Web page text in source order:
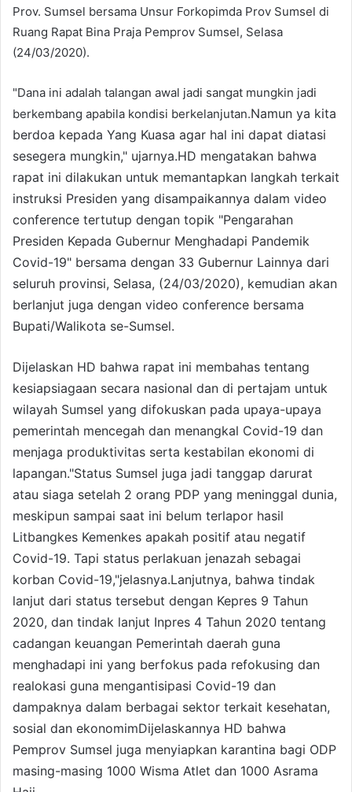
Prov. Sumsel bersama Unsur Forkopimda Prov Sumsel di
Ruang Rapat Bina Praja Pemprov Sumsel, Selasa
(24/03/2020).
"Dana ini adalah talangan awal jadi sangat mungkin jadi
berkembang apabila kondisi berkelanjutan.Namun ya kita
berdoa kepada Yang Kuasa agar hal ini dapat diatasi
sesegera mungkin," ujarnya.HD mengatakan bahwa
rapat ini dilakukan untuk memantapkan langkah terkait
instruksi Presiden yang disampaikannya dalam video
conference tertutup dengan topik "Pengarahan
Presiden Kepada Gubernur Menghadapi Pandemik
Covid-19" bersama dengan 33 Gubernur Lainnya dari
seluruh provinsi, Selasa, (24/03/2020), kemudian akan
berlanjut juga dengan video conference bersama
Bupati/Walikota se-Sumsel.
Dijelaskan HD bahwa rapat ini membahas tentang
kesiapsiagaan secara nasional dan di pertajam untuk
wilayah Sumsel yang difokuskan pada upaya-upaya
pemerintah mencegah dan menangkal Covid-19 dan
menjaga produktivitas serta kestabilan ekonomi di
lapangan."Status Sumsel juga jadi tanggap darurat
atau siaga setelah 2 orang PDP yang meninggal dunia,
meskipun sampai saat ini belum terlapor hasil
Litbangkes Kemenkes apakah positif atau negatif
Covid-19. Tapi status perlakuan jenazah sebagai
korban Covid-19,"jelasnya.Lanjutnya, bahwa tindak
lanjut dari status tersebut dengan Kepres 9 Tahun
2020, dan tindak lanjut Inpres 4 Tahun 2020 tentang
cadangan keuangan Pemerintah daerah guna
menghadapi ini yang berfokus pada refokusing dan
realokasi guna mengantisipasi Covid-19 dan
dampaknya dalam berbagai sektor terkait kesehatan,
sosial dan ekonomimDijelaskannya HD bahwa
Pemprov Sumsel juga menyiapkan karantina bagi ODP
masing-masing 1000 Wisma Atlet dan 1000 Asrama